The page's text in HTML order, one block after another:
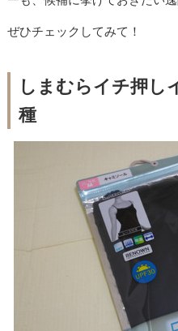
ぜひチェックしてみて！
しまむらイチ押し
種